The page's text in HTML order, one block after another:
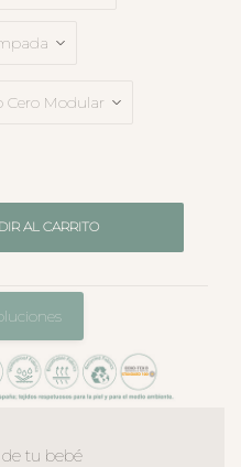
AL CARRITO
tu bebé